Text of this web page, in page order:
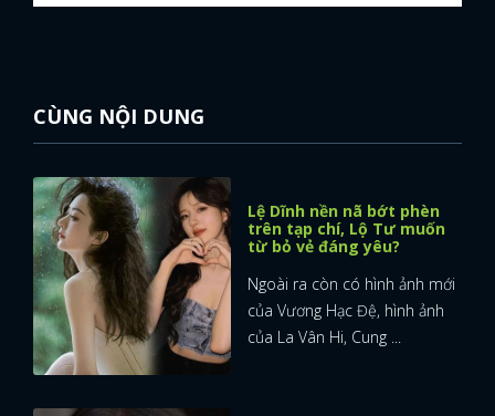
CÙNG NỘI DUNG
Lệ Dĩnh nền nã bớt phèn
trên tạp chí, Lộ Tư muốn
từ bỏ vẻ đáng yêu?
Ngoài ra còn có hình ảnh mới
của Vương Hạc Đệ, hình ảnh
của La Vân Hi, Cung ...